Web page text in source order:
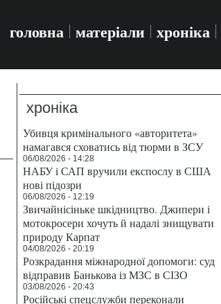
головна матеріали хроніка
хроніка
Убивця кримінального «авторитета»
намагався сховатись від тюрми в ЗСУ
06/08/2026 - 14:28
НАБУ і САП вручили експослу в США
нові підозри
06/08/2026 - 12:19
Звичайнісіньке шкідництво. Джипери і
мотокросери хочуть й надалі знищувати
природу Карпат
04/08/2026 - 20:19
Розкрадання міжнародної допомоги: суд
відправив Банькова із МЗС в СІЗО
03/08/2026 - 20:43
Російські спецслужби переконали